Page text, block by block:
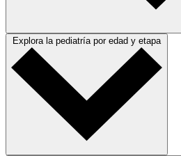
Explora la pediatría por edad y etapa